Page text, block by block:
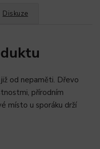
Diskuze
od nepaměti. Dřevo
přírodním
místo u sporáku drží